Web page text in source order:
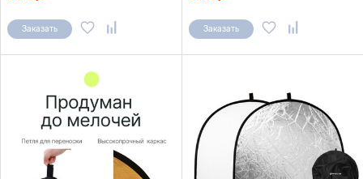
Заказать Заказать